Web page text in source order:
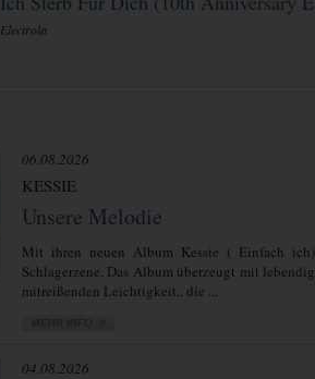
Electrola
06.08.2026
KESSIE
Unsere Melodie
Mit ihren neuen Album Kessie ( Einfach
Schlagerzene. Das Album überzeugt mit
mitreißenden Leichtigkeit., die ...
04.08.2026